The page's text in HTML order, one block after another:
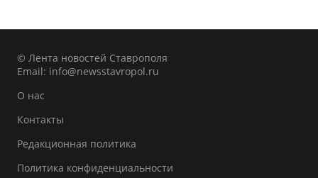
© Лента новостей Ставрополя
Email: info@newsstavropol.ru
О нас
Контакты
Редакционная политика
Политика конфиденциальности